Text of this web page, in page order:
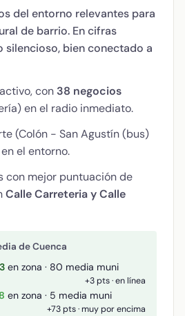
del entorno relevantes para
de barrio. En cifras
silencioso, bien conectado a
con 38 negocios
en el radio inmediato.
(Colón - San Agustín (bus)
el entorno.
con mejor puntuación de
Calle Carreteria y Calle
de Cuenca
en zona · 80 media muni
+3 pts · en línea
en zona · 5 media muni
+73 pts · muy por encima